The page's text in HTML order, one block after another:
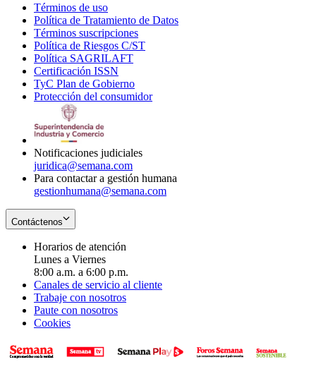
Términos de uso
in
new
window
Política de Tratamiento de Datos
Términos suscripciones
in
Política de Riesgos C/ST
Política SAGRILAFT
new
window
Certificación ISSN
in
new
TyC Plan de Gobierno
in
Protección del consumidorOpens
Notificaciones judiciales
juridica@semana.com
Para contactar a gestión humana
gestionhumana@semana.com
Contáctenos
Horarios de atención
Lunes a Viernes
8:00 a.m. a 6:00 p.m.
Canales de servicio al cliente
Trabaje con nosotros
Paute con nosotros
Cookies